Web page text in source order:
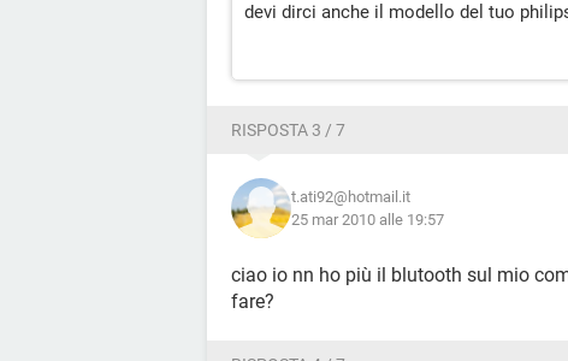
devi dirci anche il modello del tuo
RISPOSTA 3 / 7
t.ati92@hotmail.it
25 mar 2010 alle 19:57
ciao io nn ho più il blutooth sul mio
fare?